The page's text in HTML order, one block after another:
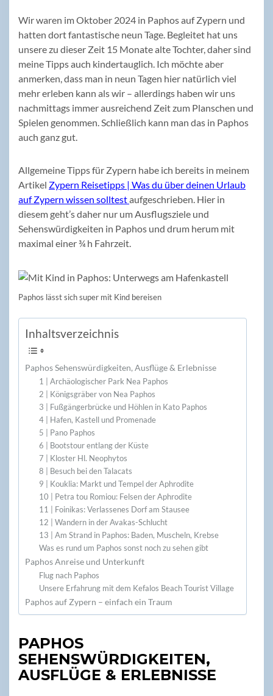
Wir waren im Oktober 2024 in Paphos auf Zypern und
hatten dort fantastische neun Tage. Begleitet hat uns
unsere zu dieser Zeit 15 Monate alte Tochter, daher sind
meine Tipps auch kindertauglich. Ich möchte aber
anmerken, dass man in neun Tagen hier natürlich viel
mehr erleben kann als wir – allerdings haben wir uns
nachmittags immer ausreichend Zeit zum Planschen und
Spielen genommen. Schließlich kann man das in Paphos
auch ganz gut.
Allgemeine Tipps für Zypern habe ich bereits in meinem
Artikel Zypern Reisetipps | Was du über deinen Urlaub
auf Zypern wissen solltestaufgeschrieben. Hier in
diesem geht’s daher nur um Ausflugsziele und
Sehenswürdigkeiten in Paphos und drum herum mit
maximal einer ¾ h Fahrzeit.
Paphos lässt sich super mit Kind bereisen
Inhaltsverzeichnis
Paphos Sehenswürdigkeiten, Ausflüge & Erlebnisse
1 | Archäologischer Park Nea Paphos
2 | Königsgräber von Nea Paphos
3 | Fußgängerbrücke und Höhlen in Kato Paphos
4 | Hafen, Kastell und Promenade
5 | Pano Paphos
6 | Bootstour entlang der Küste
7 | Kloster Hl. Neophytos
8 | Besuch bei den Talacats
9 | Kouklia: Markt und Tempel der Aphrodite
10 | Petra tou Romiou: Felsen der Aphrodite
11 | Foinikas: Verlassenes Dorf am Stausee
12 | Wandern in der Avakas-Schlucht
13 | Am Strand in Paphos: Baden, Muscheln, Krebse
Was es rund um Paphos sonst noch zu sehen gibt
Paphos Anreise und Unterkunft
Flug nach Paphos
Unsere Erfahrung mit dem Kefalos Beach Tourist Village
Paphos auf Zypern – einfach ein Traum
PAPHOS
SEHENSWÜRDIGKEITEN,
AUSFLÜGE & ERLEBNISSE